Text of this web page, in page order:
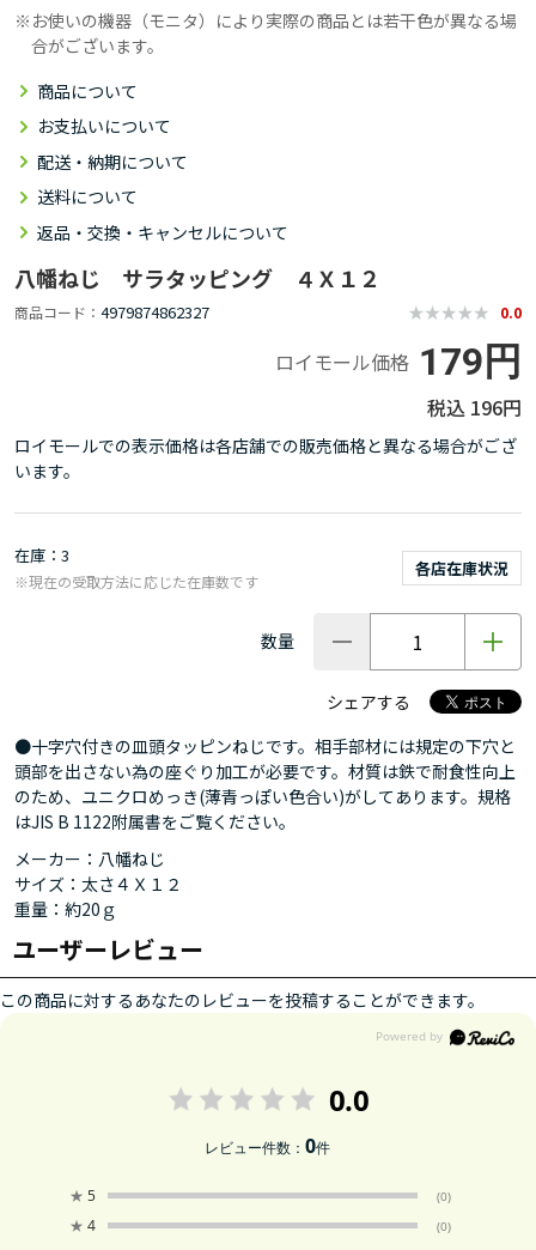
お使いの機器（モニタ）により実際の商品とは若干色が異なる場
合がございます。
商品について
お支払いについて
配送・納期について
送料について
返品・交換・キャンセルについて
八幡ねじ サラタッピング ４Ｘ１２
商品コード 4979874862327 0.0
ロイモール価格 179円
196円
ロイモールでの表示価格は各店舗での販売価格と異なる場合がござ
います。
在庫 3
各店在庫状況
※現在の受取方法に応じた在庫数です
数量
シェアする
●十字穴付きの皿頭タッピンねじです。相手部材には規定の下穴と
頭部を出さない為の座ぐり加工が必要です。材質は鉄で耐食性向上
のため、ユニクロめっき(薄青っぽい色合い)がしてあります。規格
はJIS B 1122附属書をご覧ください。
メーカー：八幡ねじ
サイズ：太さ４Ｘ１２
重量：約20ｇ
ユーザーレビュー
この商品に対するあなたのレビューを投稿することができます。
0.0
レビュー件数：0件
★ 5 (0)
★ 4 (0)